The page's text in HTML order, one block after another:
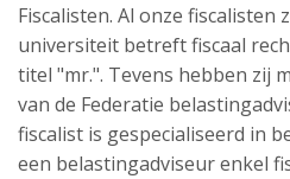
Fiscalisten. Al onze fiscalisten
universiteit betreft fiscaal
titel "mr.". Tevens hebben zij
van de Federatie
fiscalist is gespecialiseerd in
een belastingadviseur enkel